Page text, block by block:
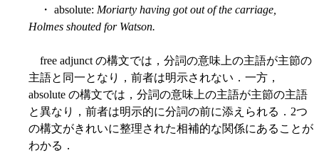
・ absolute: Moriarty having got out of the carriage,
Holmes shouted for Watson.
free adjunct の構文では，分詞の意味上の主語が主節の
主語と同一となり，前者は明示されない．一方，
absolute の構文では，分詞の意味上の主語が主節の主語
と異なり，前者は明示的に分詞の前に添えられる．2つ
の構文がきれいに整理された相補的な関係にあることが
わかる．